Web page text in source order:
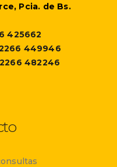
Pcia. de Bs.
425662
449946
482246